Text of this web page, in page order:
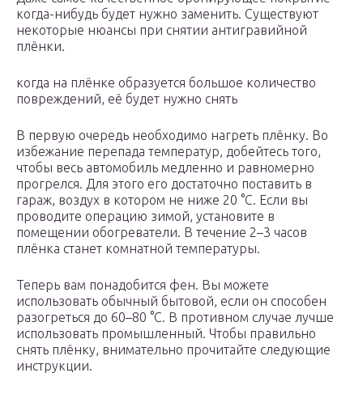
когда-нибудь будет нужно заменить. Существуют
некоторые нюансы при снятии антигравийной
плёнки.
когда на плёнке образуется большое количество
повреждений, её будет нужно снять
В первую очередь необходимо нагреть плёнку. Во
избежание перепада температур, добейтесь того,
чтобы весь автомобиль медленно и равномерно
прогрелся. Для этого его достаточно поставить в
гараж, воздух в котором не ниже 20 °C. Если вы
проводите операцию зимой, установите в
помещении обогреватели. В течение 2–3 часов
плёнка станет комнатной температуры.
Теперь вам понадобится фен. Вы можете
использовать обычный бытовой, если он способен
разогреться до 60–80 °C. В противном случае лучше
использовать промышленный. Чтобы правильно
снять плёнку, внимательно прочитайте следующие
инструкции.